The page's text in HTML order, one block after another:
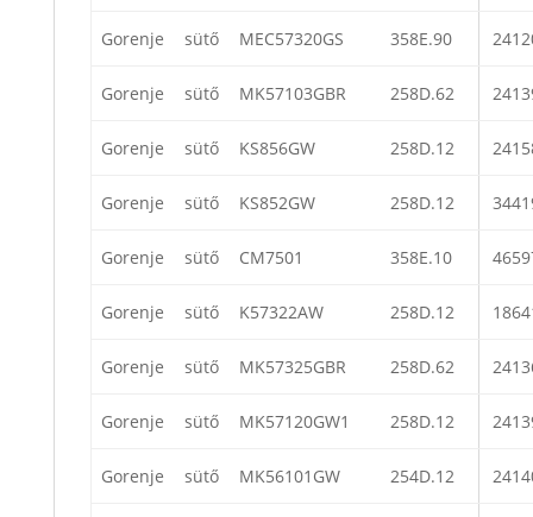
Gorenje sütő MEC57320GS 358E.90
Gorenje sütő MK57103GBR 258D.62
Gorenje sütő KS856GW 258D.12
Gorenje sütő KS852GW 258D.12
Gorenje sütő CM7501 358E.10
Gorenje sütő K57322AW 258D.12
Gorenje sütő MK57325GBR 258D.62
Gorenje sütő MK57120GW1 258D.12
Gorenje sütő MK56101GW 254D.12